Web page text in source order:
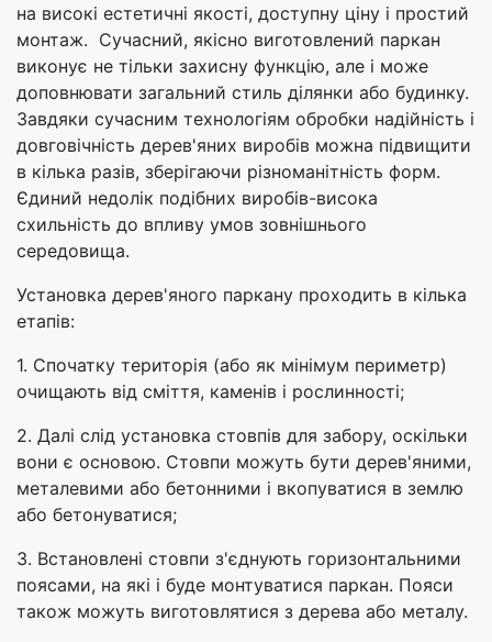
на високі естетичні якості, доступну ціну і простий
монтаж. Сучасний, якісно виготовлений паркан
виконує не тільки захисну функцію, але і може
доповнювати загальний стиль ділянки або будинку.
Завдяки сучасним технологіям обробки надійність і
довговічність дерев'яних виробів можна підвищити
в кілька разів, зберігаючи різноманітність форм.
Єдиний недолік подібних виробів-висока
схильність до впливу умов зовнішнього
середовища.
Установка дерев'яного паркану проходить в кілька
етапів:
1. Спочатку територія (або як мінімум периметр)
очищають від сміття, каменів і рослинності;
2. Далі слід установка стовпів для забору, оскільки
вони є основою. Стовпи можуть бути дерев'яними,
металевими або бетонними і вкопуватися в землю
або бетонуватися;
3. Встановлені стовпи з'єднують горизонтальними
поясами, на які і буде монтуватися паркан. Пояси
також можуть виготовлятися з дерева або металу.